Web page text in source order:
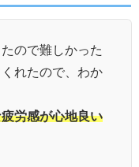
ので難しかった
れたので、わか
労感が心地良い